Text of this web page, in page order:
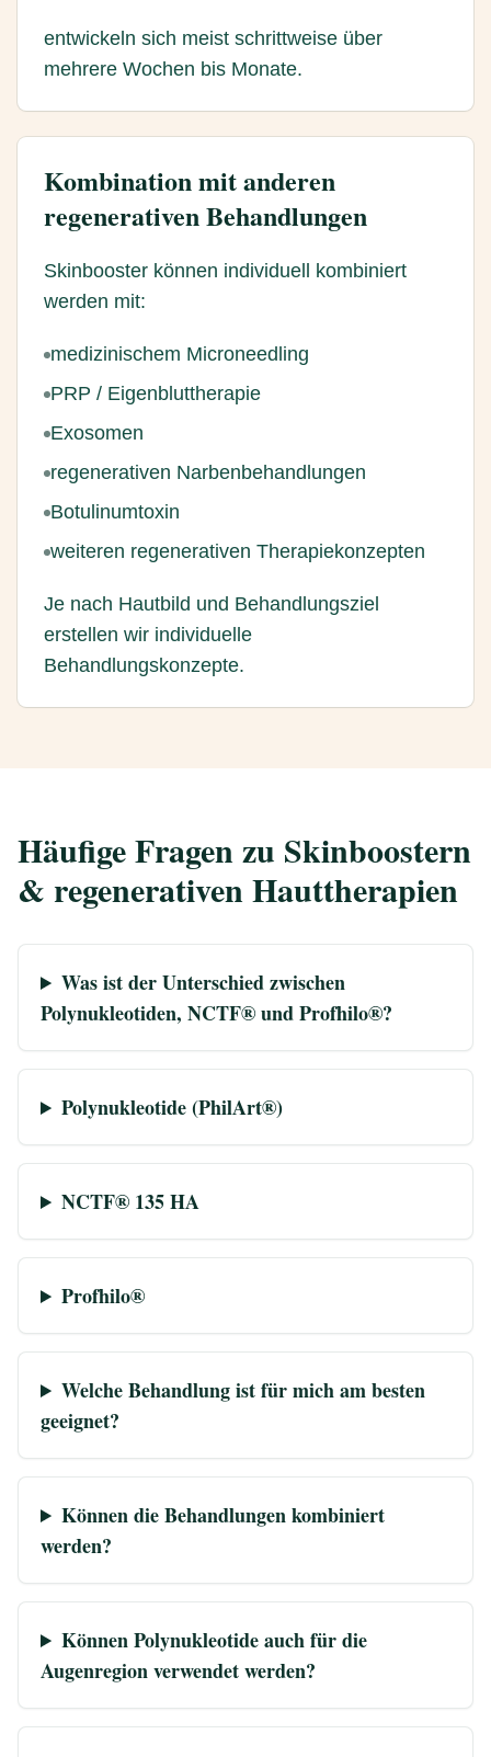
entwickeln sich meist schrittweise über
mehrere Wochen bis Monate.
Kombination mit anderen
regenerativen Behandlungen
Skinbooster können individuell kombiniert
werden mit:
medizinischem Microneedling
PRP / Eigenbluttherapie
Exosomen
regenerativen Narbenbehandlungen
Botulinumtoxin
weiteren regenerativen Therapiekonzepten
Je nach Hautbild und Behandlungsziel
erstellen wir individuelle
Behandlungskonzepte.
Häufige Fragen zu Skinboostern
& regenerativen Hauttherapien
Was ist der Unterschied zwischen
Polynukleotiden, NCTF® und Profhilo®?
Polynukleotide (PhilArt®)
NCTF® 135 HA
Profhilo®
Welche Behandlung ist für mich am besten
geeignet?
Können die Behandlungen kombiniert
werden?
Können Polynukleotide auch für die
Augenregion verwendet werden?